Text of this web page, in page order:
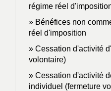
régime réel
Bénéfices non
réel d'imposition
Cessation d'activité
volontaire)
Cessation d'activité
individuel (fermeture